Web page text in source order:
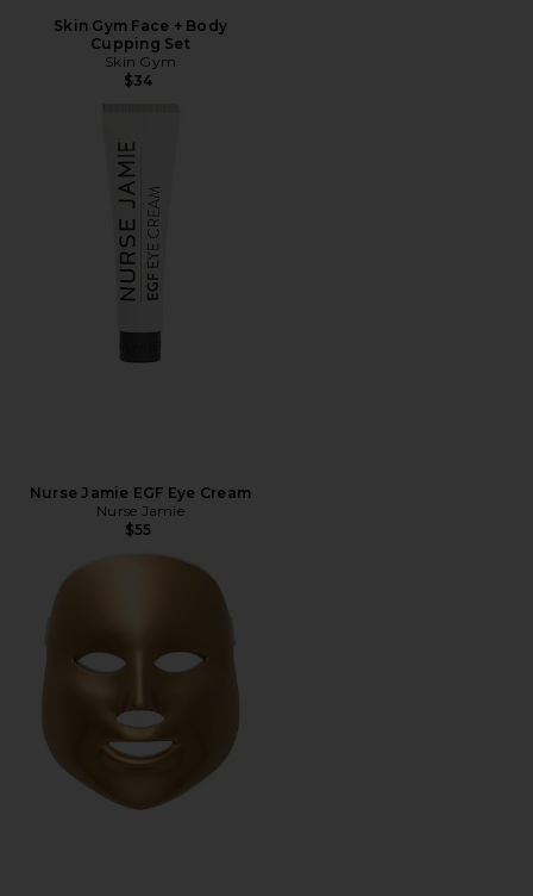
Skin Gym Face + Body
Cupping Set
Skin Gym
$34
Nurse Jamie EGF Eye Cream
Nurse Jamie
$55